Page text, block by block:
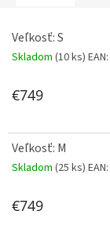
Veľkosť: S
Skladom (10 ks) EAN:
€749
Veľkosť: M
Skladom (25 ks) EAN:
€749